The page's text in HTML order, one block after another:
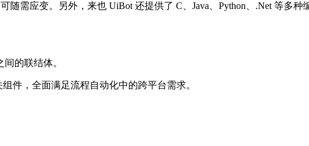
需应变。另外，来也 UiBot 还提供了 C、Java、Python、.Net 等多
的联结体。
件，全面满足流程自动化中的跨平台需求。